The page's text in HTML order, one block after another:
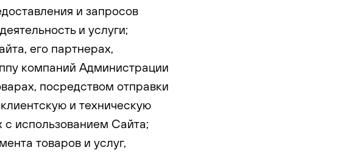
и запросов
и услуги;
его партнерах,
компаний Администрации
посредством отправки
и техническую
использованием Сайта;
товаров и услуг,